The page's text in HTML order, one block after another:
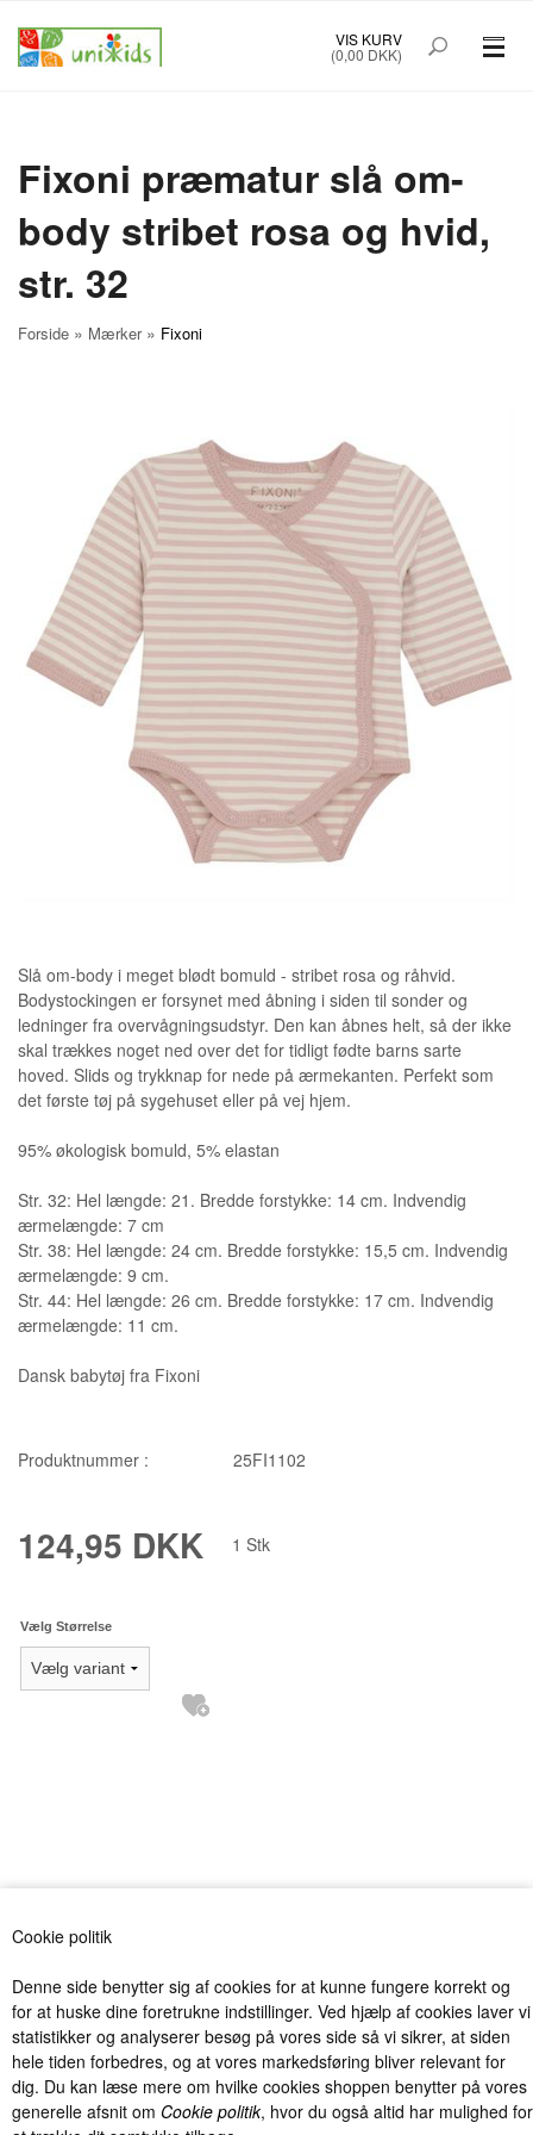
Cookie politik
Denne side benytter sig af cookies for at kunne fungere korrekt og
for at huske dine foretrukne indstillinger. Ved hjælp af cookies laver vi
statistikker og analyserer besøg på vores side så vi sikrer, at siden
hele tiden forbedres, og at vores markedsføring bliver relevant for
dig. Du kan læse mere om hvilke cookies shoppen benytter på vores
generelle afsnit om Cookie politik, hvor du også altid har mulighed for
VIS KURV
(0,00 DKK)
BØRNETØJ STR. 50-92
BABYUDSTYR
TILBUD
MÆRKER
INFO
FOREDRAG NYHEDSBREV
Fixoni præmatur slå om-
body stribet rosa og hvid,
str. 32
Forside » Mærker» Fixoni
Slå om-body i meget blødt bomuld - stribet rosa og råhvid.
Bodystockingen er forsynet med åbning i siden til sonder og
ledninger fra overvågningsudstyr. Den kan åbnes helt, så der ikke
skal trækkes noget ned over det for tidligt fødte barns sarte
hoved. Slids og trykknap for nede på ærmekanten. Perfekt som
det første tøj på sygehuset eller på vej hjem.
95% økologisk bomuld, 5% elastan
Str. 32: Hel længde: 21. Bredde forstykke: 14 cm. Indvendig
ærmelængde: 7 cm
Str. 38: Hel længde: 24 cm. Bredde forstykke: 15,5 cm. Indvendig
ærmelængde: 9 cm.
Str. 44: Hel længde: 26 cm. Bredde forstykke: 17 cm. Indvendig
ærmelængde: 11 cm.
Dansk babytøj fra Fixoni
Produktnummer : 25FI1102
124,95 DKK 1 Stk
Vælg Størrelse
Billig levering fra kun 40 kr. med Postnord og DAO og fri fragt over
1000 kr. (Gælder kun Danmark).